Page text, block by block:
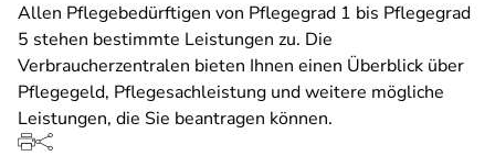
Allen Pflegebedürftigen von Pflegegrad 1 bis Pflegegrad
5 stehen bestimmte Leistungen zu. Die
Verbraucherzentralen bieten Ihnen einen Überblick über
Pflegegeld, Pflegesachleistung und weitere mögliche
Leistungen, die Sie beantragen können.